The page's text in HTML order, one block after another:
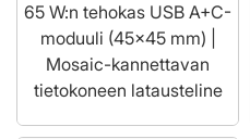
65 W:n tehokas USB A+C-
moduuli (45x45 mm) |
Mosaic-kannettavan
tietokoneen latausteline